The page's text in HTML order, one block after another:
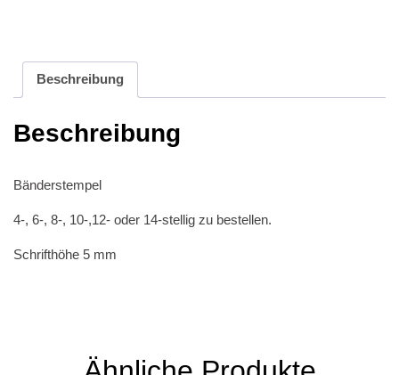
Beschreibung
Beschreibung
Bänderstempel
4-, 6-, 8-, 10-,12- oder 14-stellig zu bestellen.
Schrifthöhe 5 mm